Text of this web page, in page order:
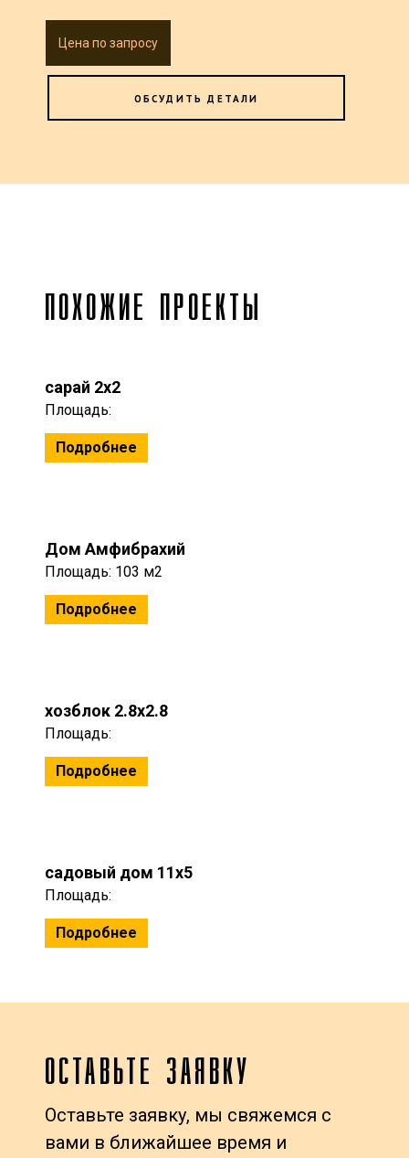
Цена по запросу
ОБСУДИТЬ ДЕТАЛИ
ПОХОЖИЕ ПРОЕКТЫ
сарай 2x2
Площадь:
Подробнее
Дом Амфибрахий
Площадь: 103 м2
Подробнее
хозблок 2.8x2.8
Площадь:
Подробнее
садовый дом 11x5
Площадь:
Подробнее
ОСТАВЬТЕ ЗАЯВКУ
Оставьте заявку, мы свяжемся с
вами в ближайшее время и